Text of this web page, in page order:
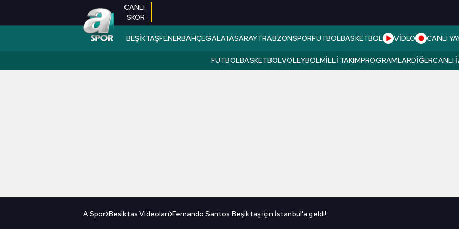
CANLI
SKOR
BEŞİKTAŞFENERBAHÇEGALATASARAYTRABZONSPORFUTBOLBASKETBOL VİDEO CANLI
FUTBOLBASKETBOLVOLEYBOLMILLI TAKIMPROGRAMLARDIĞERCANLI
A Spor Besiktas Videoları Fernando Santos Beşiktaş için İstanbul'a geldi!